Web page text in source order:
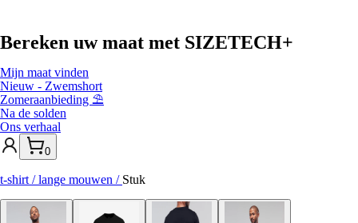
Bereken uw maat met SIZETECH+
Mijn maat vinden
Nieuw - Zwemshort
Zomeraanbieding ⛱️
Na de solden
Ons verhaal
0
t-shirt / lange mouwen / Stuk